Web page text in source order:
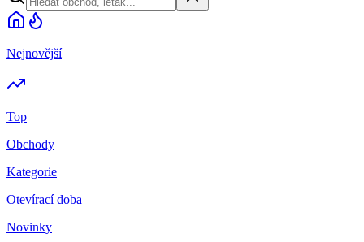
Nejnovější
Top
Obchody
Kategorie
Otevírací doba
Novinky